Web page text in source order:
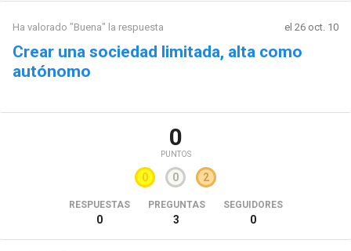
Ha valorado "Buena" la respuesta el 26 oct. 10
Crear una sociedad limitada, alta como
autónomo
0
PUNTOS
0 0 2
RESPUESTAS
0
PREGUNTAS
3
SEGUIDORES
0